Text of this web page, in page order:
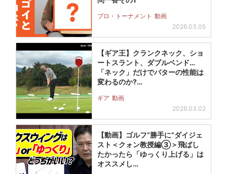
プロ・トーナメント 動画
2026.03.05
【ギア王】クランクネック、ショ
ートスラント、ダブルベンド…
「ネック」だけでパターの性能は
変わるのか?…
ギア 動画
2026.03.02
【動画】ゴルフ“勝手に”ダイジェ
スト＜クォン教授編③＞飛ばし
たかったら「ゆっくり上げる」は
オススメし…